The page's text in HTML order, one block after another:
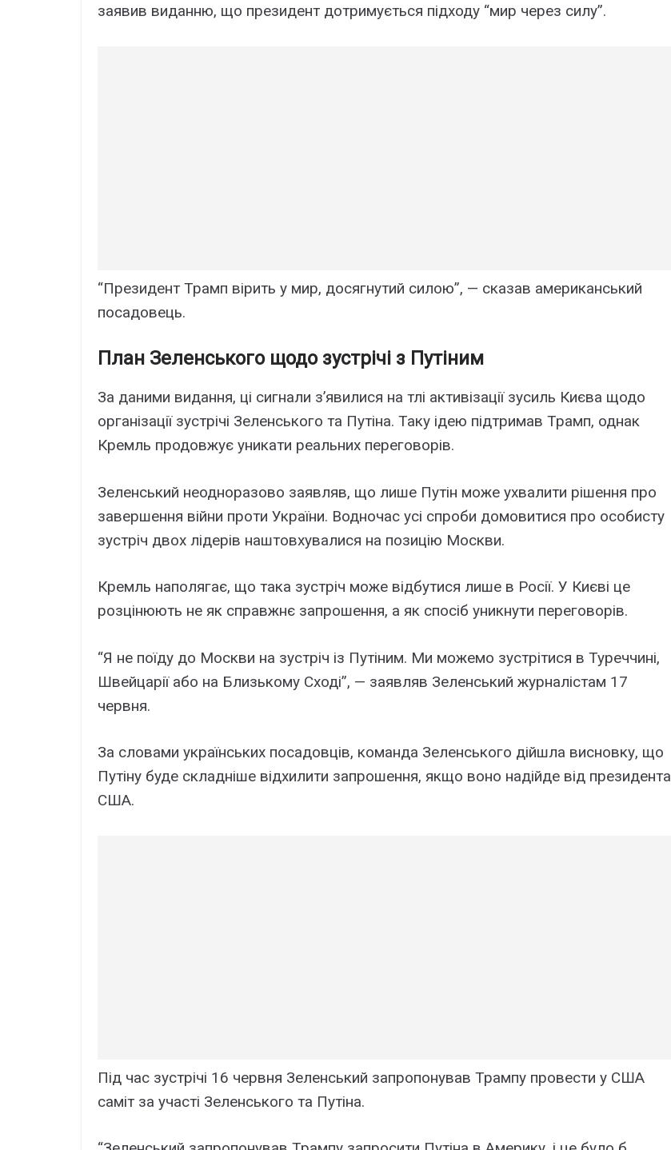
заявив виданню, що президент дотримується підходу “мир через силу”.
“Президент Трамп вірить у мир, досягнутий силою”, — сказав американський
посадовець.
План Зеленського щодо зустрічі з Путіним
За даними видання, ці сигнали з’явилися на тлі активізації зусиль Києва щодо
організації зустрічі Зеленського та Путіна. Таку ідею підтримав Трамп, однак
Кремль продовжує уникати реальних переговорів.
Зеленський неодноразово заявляв, що лише Путін може ухвалити рішення про
завершення війни проти України. Водночас усі спроби домовитися про особисту
зустріч двох лідерів наштовхувалися на позицію Москви.
Кремль наполягає, що така зустріч може відбутися лише в Росії. У Києві це
розцінюють не як справжнє запрошення, а як спосіб уникнути переговорів.
“Я не поїду до Москви на зустріч із Путіним. Ми можемо зустрітися в Туреччині,
Швейцарії або на Близькому Сході”, — заявляв Зеленський журналістам 17
червня.
За словами українських посадовців, команда Зеленського дійшла висновку, що
Путіну буде складніше відхилити запрошення, якщо воно надійде від президента
США.
Під час зустрічі 16 червня Зеленський запропонував Трампу провести у США
саміт за участі Зеленського та Путіна.